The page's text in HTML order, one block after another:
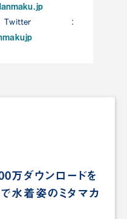
：
万ダウンロードを
水着姿のミタマカ